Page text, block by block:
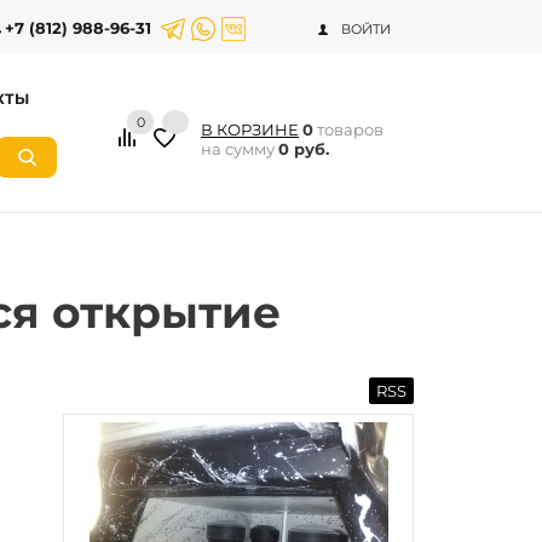
+7 (812) 988-96-31 ВОЙТИ
0 В КОРЗИНЕ 0товаров
на сумму0 руб.
открытие
RSS